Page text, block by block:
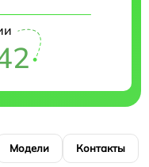
Модели Контакты